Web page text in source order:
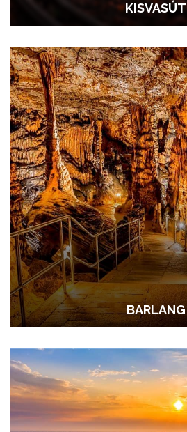
KISVASÚT
BARLANG